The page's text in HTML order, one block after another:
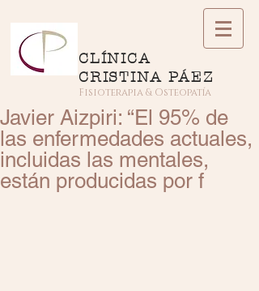
CLÍNICA
CRISTINA PÁEZ
Fisioterapia & Osteopatía
Javier Aizpiri: “El 95% de
las enfermedades actuales,
incluidas las mentales,
están producidas por f